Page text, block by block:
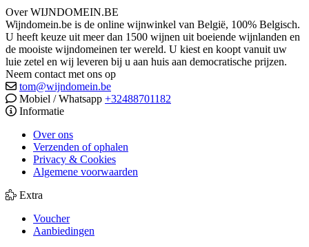
Over WIJNDOMEIN.BE
Wijndomein.be is de online wijnwinkel van België, 100% Belgisch.
U heeft keuze uit meer dan 1500 wijnen uit boeiende wijnlanden en
de mooiste wijndomeinen ter wereld. U kiest en koopt vanuit uw
luie zetel en wij leveren bij u aan huis aan democratische prijzen.
Neem contact met ons op
tom@wijndomein.be
Mobiel / Whatsapp +32488701182
Informatie
Over ons
Verzenden of ophalen
Privacy & Cookies
Algemene voorwaarden
Extra
Voucher
Aanbiedingen